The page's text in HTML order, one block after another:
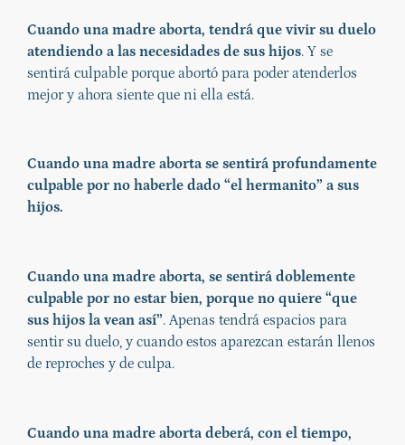
Cuando una madre aborta, tendrá que vivir su duelo
atendiendo a las necesidades de sus hijos. Y se
sentirá culpable porque abortó para poder atenderlos
mejor y ahora siente que ni ella está.
Cuando una madre aborta se sentirá profundamente
culpable por no haberle dado “el hermanito” a sus
hijos.
Cuando una madre aborta, se sentirá doblemente
culpable por no estar bien, porque no quiere “que
sus hijos la vean así”. Apenas tendrá espacios para
sentir su duelo, y cuando estos aparezcan estarán llenos
de reproches y de culpa.
Cuando una madre aborta deberá, con el tiempo,